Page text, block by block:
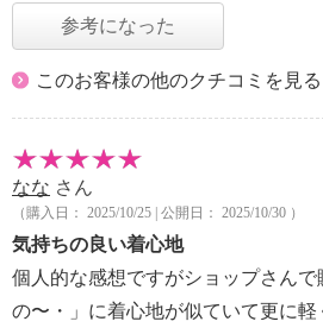
参考になった
このお客様の他のクチコミを見る
なな さん
（購入日： 2025/10/25 | 公開日： 2025/10/30 ）
気持ちの良い着心地
個人的な感想ですがショップさん
の〜・」に着心地が似ていて更に軽